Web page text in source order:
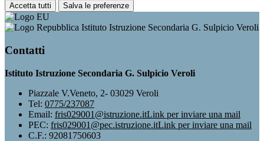
Accetta tutti Salva le preferenze
Istituto Istruzione Secondaria G. Sulpicio Veroli
Contatti
Istituto Istruzione Secondaria G. Sulpicio Veroli
Piazzale V.Veneto, 2- 03029 Veroli
Tel: 0775/237087
Email: fris029001@istruzione.itLink per inviare una mail
PEC: fris029001@pec.istruzione.itLink per inviare una mail
C.F.: 92081750603